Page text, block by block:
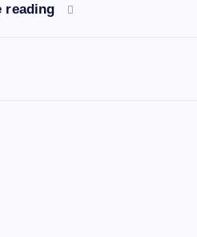
reading